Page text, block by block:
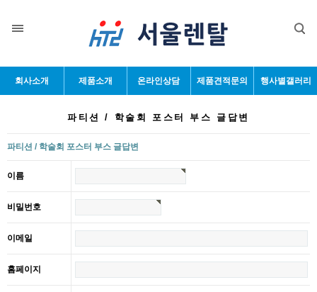
회사소개 제품소개 온라인상담 제품견적문의 행사별갤러리
파티션 / 학술회 포스터 부스 글답변
파티션 / 학술회 포스터 부스 글답변
이름
비밀번호
이메일
홈페이지